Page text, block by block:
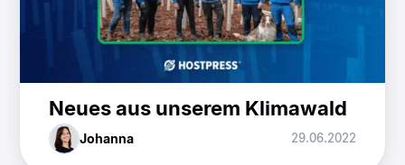
Neues aus unserem Klimawald
Johanna 29.06.2022